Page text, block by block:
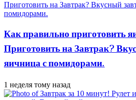
Как правильно приготовить
Приготовить на Завтрак?
яичница с помидорами.
1 неделя тому назад